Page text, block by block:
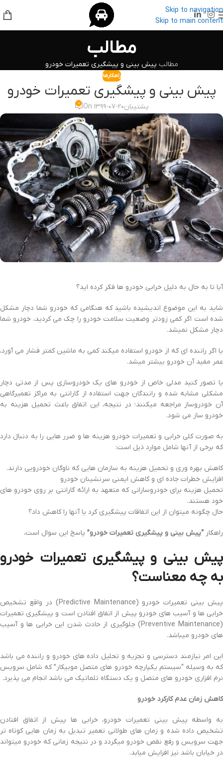
Skip to navigation
Skip to main content
مطالب
مطالب پیش بینی و پیشگیری تعمیرات خودرو
راهکارها
پیش بینی و پیشگیری تعمیرات خودرو
پشتیبانOn ۱۳۹۹-۰۷-۲۰ ۰
آیا تا به حال به دلیل خرابی خودرو ها فکر کرده اید؟
شاید به این موضوع اندیشیده باشید که هنگامی که خودرو شما دچار مشکل
شده است اگر کمی زودتر وضعیت سلامت خودرو را چک می کردید، خودرو شما
دچار مشکل نمیشد.
یا اگر راننده ای که از خودرو استفاده میکند کمی به ماشین کمتر فشار می آورد،
عمر مفید آن خودرو بیشتر میشد.
یا تصور کنید مدلی خاص از خودرو های یک خودروسازی پس از مدتی دچار
مشکلی مشابه شده و رانندگان جهت استفاده از گارانتی به مراکز تعمیرگاهی
آن خودروساز مراجعه میکنند؛ در نتیجه، این اتفاق باعث تحمیل هزینه به
خودرو ساز می شود.
به صورت کلی خرابی و تعمیرات خودرو هزینه ها و ضرر هایی را به دنبال دارد
که برخی از آنها شامل موارد ذیل است:
کاهش بهره وری و تحمیل هزینه به سازمان هایی که ناوگان خودرویی دارند.
افزایش خطرات جاده ای و کاهش ایمنی سرنشینان خودرو
تحمیل هزینه برای خودروسازانی که متعهد به ارائه گارانتی بر روی خودرو های
خود هستند.
حال چگونه میتوان از این اتفاقات پیشگیری کرد یا آنها را کاهش داد؟
راهکار “پیش بینی و پیشگیری تعمیرات خودرو” پاسخ این سوال است.
پیش بینی و پیشگیری تعمیرات خودرو
به چه معناست؟
پیش بینی تعمیرات خودرو (Predictive Maintenance) در واقع تشخیص
خرابی ها و آسیب های خودرو پیش از اتفاق افتادن است و پیشگیری تعمیرات
(Preventive Maintenance) جلوگیری از حادث شدن این خرابی ها و آسیب
های خودرو میباشد.
این امر نیازمند دسترسی و تجزیه و تحلیل داده های خودرو و راننده می باشد
که به وسیله “سیستم یکپارچه خودرو های متصل موبیکار” که شامل سرویس
نرم افزاری خودرو های متصل و یک دستگاه تلماتیک می باشد انجام می پذیرد.
کاهش زمان عدم کارکرد خودرو
به واسطه پیش بینی تعمیرات خودرو، خرابی ها پیش از اتفاق افتادن
تشخیص داده شده و زمان های طولانی تعمیر تبدیل به زمان هایی کوتاه تر
جهت سرویس و رفع نقص خودرو میگردد و در نتیجه زمانی که خودرو میتواند
در خیابان باشد نیز افزایش میابد.